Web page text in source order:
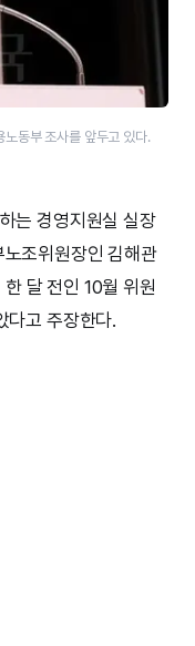
동부 조사를 앞두고 있다.
는 경영지원실 실장
조위원장인 김해관
달 전인 10월 위원
다고 주장한다.